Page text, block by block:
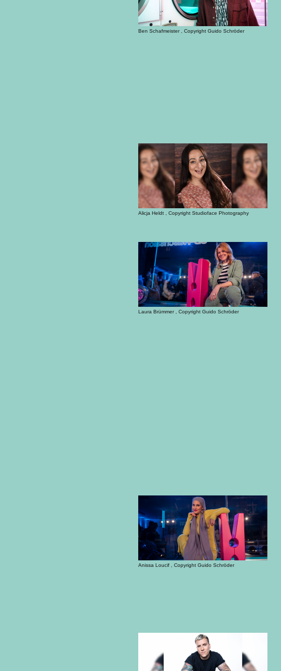
Ben Schafmeister , Copyright Guido Schröder
Alicja Heldt , Copyright Studioface Photography
Laura Brümmer , Copyright Guido Schröder
Anissa Loucif , Copyright Guido Schröder